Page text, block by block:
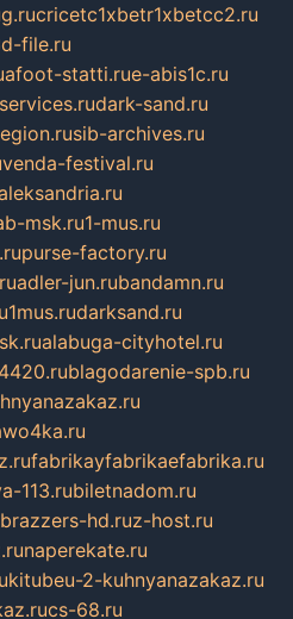
cricetc1xbetr1xbetcc2.ru
file.ru
statti.rue-abis1c.ru
dark-sand.ru
sib-archives.ru
venda-festival.ru
msk.ru1-mus.ru
purse-factory.ru
adler-jun.rubandamn.ru
1mus.rudarksand.ru
alabuga-cityhotel.ru
blagodarenie-spb.ru
fabrikayfabrikaefabrika.ru
113.rubiletnadom.ru
brazzers-hd.ruz-host.ru
naperekate.ru
kitubeu-2-kuhnyanazakaz.ru
cs-68.ru